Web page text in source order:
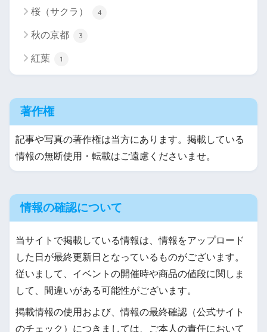
桜（サクラ） 4
秋の京都 3
紅葉 1
著作権
記事や写真の著作権は当方にあります。掲載している
情報の無断使用・転載はご遠慮くださいませ。
情報の確認について
当サイトで掲載している情報は、情報をアップロード
した日が最終更新日となっているものがございます。
従いまして、イベントの開催時や商品の値段に関しま
して、間違いがある可能性がございます。
掲載情報の使用および、情報の最終確認（公式サイト
のチェック）につきましては、ご本人の責任において